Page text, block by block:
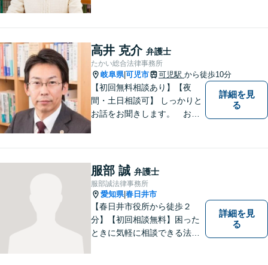
ます。より良い解決ができる
ようサポートしたいと考えて
おります。
高井 克介 弁護士
たかい総合法律事務所
岐阜県|可児市 可児駅 から徒歩10分
【初回無料相談あり】【夜
間・土日相談可】 しっかりと
お話をお聞きします。 お気
詳細を見
る
服部 誠 弁護士
服部誠法律事務所
愛知県|春日井市
【春日井市役所から徒歩２
分】【初回相談無料】困った
ときに気軽に相談できる法律
詳細を見
る